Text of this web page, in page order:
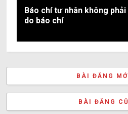
Báo chí tư nhân không
do báo chí
BÀI ĐĂNG
BÀI ĐĂNG